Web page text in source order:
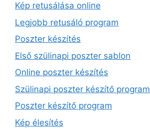
Kép retusálása online
Legjobb retusáló program
Poszter készítés
Első szülinapi poszter sablon
Online poszter készítés
Szülinapi poszter készítő program
Poszter készítő program
Kép élesítés